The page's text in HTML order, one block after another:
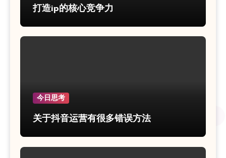
打造ip的核心竞争力
今日思考
关于抖音运营有很多错误方法